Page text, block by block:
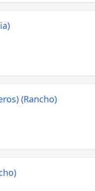
(Rancho)